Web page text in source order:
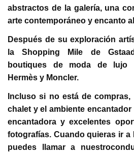
abstractos de la galería, una
arte contemporáneo y encanto
Después de su exploración
la Shopping Mile de
boutiques de moda de lujo
Hermès y Moncler.
Incluso si no está de
chalet y el ambiente
encantadora y excelentes
fotografías. Cuando quieras ir
puedes llamar a